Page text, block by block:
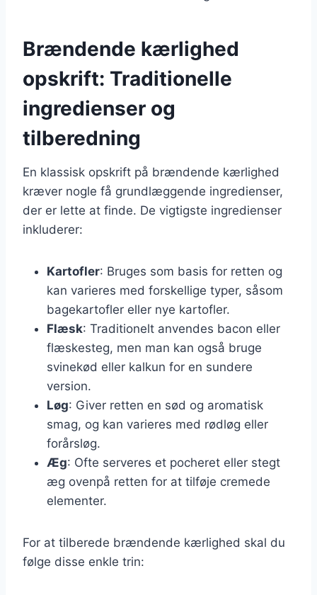
Brændende kærlighed
opskrift: Traditionelle
ingredienser og
tilberedning
En klassisk opskrift på brændende kærlighed
kræver nogle få grundlæggende ingredienser,
der er lette at finde. De vigtigste ingredienser
inkluderer:
Kartofler: Bruges som basis for retten og
kan varieres med forskellige typer, såsom
bagekartofler eller nye kartofler.
Flæsk: Traditionelt anvendes bacon eller
flæskesteg, men man kan også bruge
svinekød eller kalkun for en sundere
version.
Løg: Giver retten en sød og aromatisk
smag, og kan varieres med rødløg eller
forårsløg.
Æg: Ofte serveres et pocheret eller stegt
æg ovenpå retten for at tilføje cremede
elementer.
For at tilberede brændende kærlighed skal du
følge disse enkle trin: